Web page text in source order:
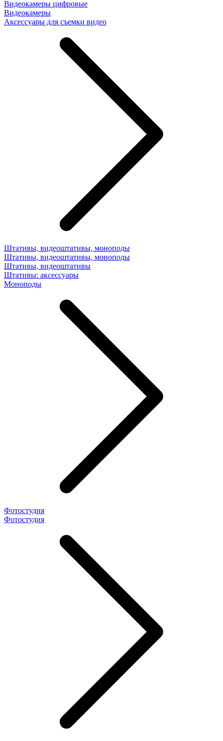
Видеокамеры цифровые
Видеокамеры
Аксессуары для съемки видео
Штативы, видеоштативы, моноподы
Штативы, видеоштативы, моноподы
Штативы, видеоштативы
Штативы: аксессуары
Моноподы
Фотостудия
Фотостудия